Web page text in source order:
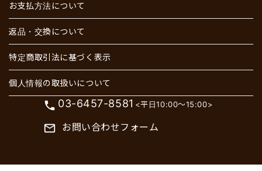
お支払方法について
返品・交換について
特定商取引法に基づく表示
個人情報の取扱いについて
phone 03-6457-8581 <平日10:00～15:00>
mail_outline お問い合わせフォーム